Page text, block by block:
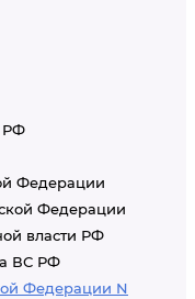
РФ
Федерации
Федерации
власти РФ
ВС РФ
Федерации N